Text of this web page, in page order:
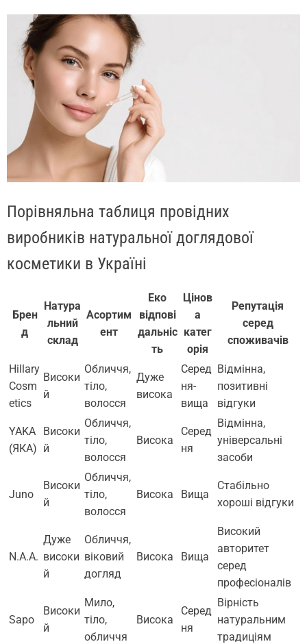
Порівняльна таблиця провідних
виробників натуральної доглядової
косметики в Україні
Брен
д
Натура
льний
склад
Асортим
ент
Еко
відпові
дальніс
ть
Цінов
а
катег
орія
Репутація
серед
споживачів
Hillary
Cosm
etics
Високи
й
Обличчя,
тіло,
волосся
Дуже
висока
Серед
ня-
вища
Відмінна,
позитивні
відгуки
YAKA
(ЯКА)
Високи
й
Обличчя,
тіло,
волосся
Висока
Серед
ня
Відмінна,
універсальні
засоби
Juno
Високи
й
Обличчя,
тіло,
волосся
Висока Вища
Стабільно
хороші відгуки
N.A.A.
Дуже
високи
й
Обличчя,
віковий
догляд
Висока Вища
Високий
авторитет
серед
професіоналів
Sapo
Високи
й
Мило,
тіло,
обличчя
Висока
Серед
ня
Вірність
натуральним
традиціям